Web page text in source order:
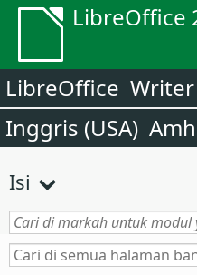
LibreOffice
LibreOffice Writer
Inggris (USA)
Isi